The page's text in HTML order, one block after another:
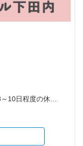
週休二日制：その他 ＊月8～10日程度の休日 ＊6カ月経過後の年次有給休暇日数10日